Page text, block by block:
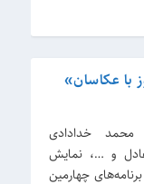
خدادادی
عادل و …، نمایش
چهارمین